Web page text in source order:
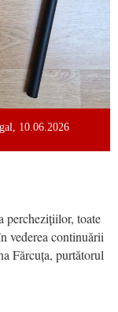
10.06.2026
perchezițiilor, toate
vederea continuării
Fărcuța, purtătorul